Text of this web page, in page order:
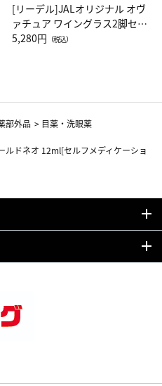
[リーデル]JALオリジナル オヴ
ァチュア ワイングラス2脚セッ
ト（レッドワイン）
5,280円 （税込）
部外品 > 目薬・洗眼薬
ドネオ 12ml[セルフメディケーショ